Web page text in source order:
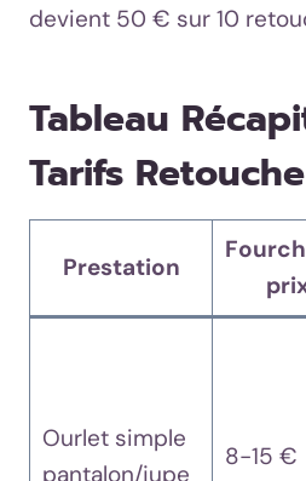
devient 50 € sur 10
Tableau
Tarifs
Prestation
Ourlet simple
pantalon/jupe
8-15 €